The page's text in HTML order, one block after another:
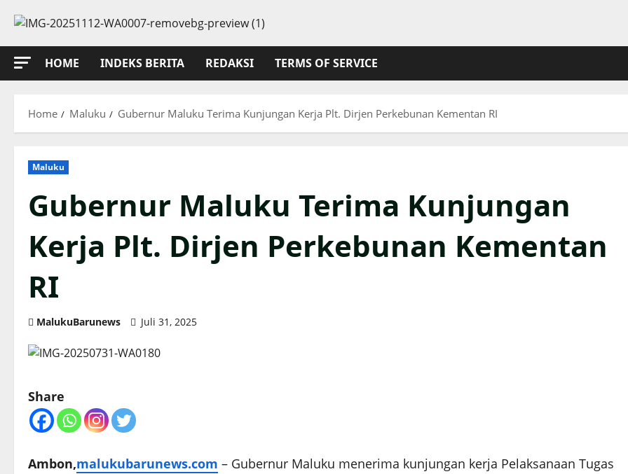
content
HOME
INDEKS BERITA REDAKSI TERMS OF SERVICE
Home Maluku Gubernur Maluku Terima Kunjungan Kerja Plt. Dirjen Perkebunan Kementan RI
Maluku
Gubernur Maluku Terima Kunjungan
Kerja Plt. Dirjen Perkebunan Kementan
RI
MalukuBarunews Juli 31, 2025
Share
Ambon,malukubarunews.com – Gubernur Maluku menerima kunjungan kerja Pelaksanaan Tugas